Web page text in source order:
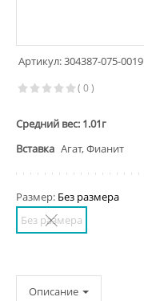
Артикул: 304387-075-0019
( 0 )
Средний вес: 1.01г
Вставка Агат, Фианит
Размер: Без размера
Без размера
Описание